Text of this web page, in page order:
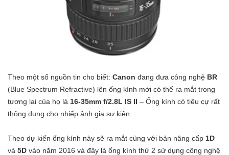
Theo một số nguồn tin cho biết: Canon đang đưa công nghệ BR
(Blue Spectrum Refractive) lên ống kính mới có thể ra mắt trong
tương lai của họ là 16-35mm f/2.8L IS II – Ống kính có tiêu cự rất
thông dụng cho nhiếp ảnh gia sự kiện.
Theo dự kiến ống kính này sẽ ra mắt cùng với bản nâng cấp 1D
và 5D vào năm 2016 và đây là ống kính thứ 2 sử dụng công nghệ